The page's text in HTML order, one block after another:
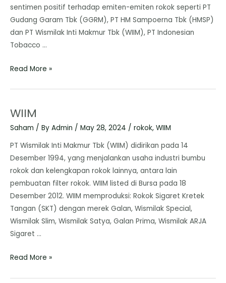
sentimen positif terhadap emiten-emiten rokok seperti PT
Gudang Garam Tbk (GGRM), PT HM Sampoerna Tbk (HMSP)
dan PT Wismilak Inti Makmur Tbk (WIIM), PT Indonesian
Tobacco …
Read More »
WIIM
Saham / By Admin / May 28, 2024 / rokok, WIIM
PT Wismilak Inti Makmur Tbk (WIIM) didirikan pada 14
Desember 1994, yang menjalankan usaha industri bumbu
rokok dan kelengkapan rokok lainnya, antara lain
pembuatan filter rokok. WIIM listed di Bursa pada 18
Desember 2012. WIIM memproduksi: Rokok Sigaret Kretek
Tangan (SKT) dengan merek Galan, Wismilak Special,
Wismilak Slim, Wismilak Satya, Galan Prima, Wismilak ARJA
Sigaret …
Read More »